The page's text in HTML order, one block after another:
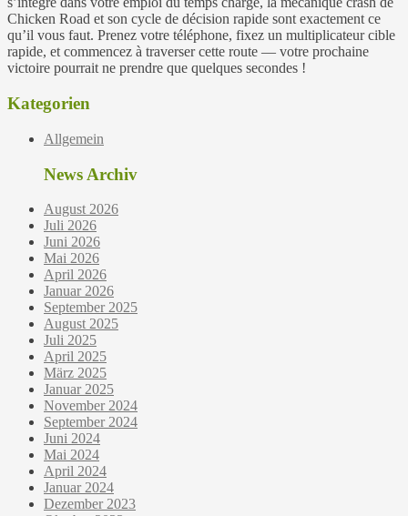
Chicken Road et son cycle de décision rapide sont exactement ce
qu’il vous faut. Prenez votre téléphone, fixez un multiplicateur cible
rapide, et commencez à traverser cette route — votre prochaine
victoire pourrait ne prendre que quelques secondes !
Kategorien
Allgemein
News Archiv
August 2026
Juli 2026
Juni 2026
Mai 2026
April 2026
Januar 2026
September 2025
August 2025
Juli 2025
April 2025
März 2025
Januar 2025
November 2024
September 2024
Juni 2024
Mai 2024
April 2024
Januar 2024
Dezember 2023